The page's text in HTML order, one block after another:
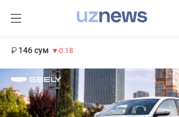
146 сум -0.18